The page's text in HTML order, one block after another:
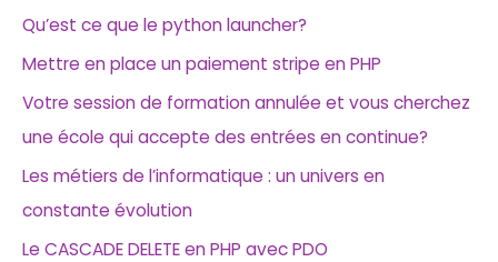
Qu’est ce que le python launcher?
Mettre en place un paiement stripe en PHP
Votre session de formation annulée et vous cherchez
une école qui accepte des entrées en continue?
Les métiers de l’informatique : un univers en
constante évolution
Le CASCADE DELETE en PHP avec PDO